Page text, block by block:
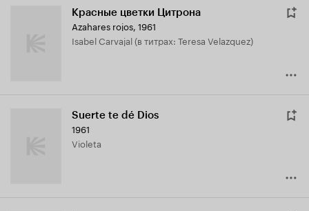
Красные цветки Цитрона
Azahares rojos, 1961
Isabel Carvajal (в титрах: Teresa Velazquez)
Suerte te dé Dios
1961
Violeta